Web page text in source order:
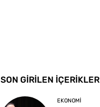
SON GİRİLEN İÇERİKLER
EKONOMI